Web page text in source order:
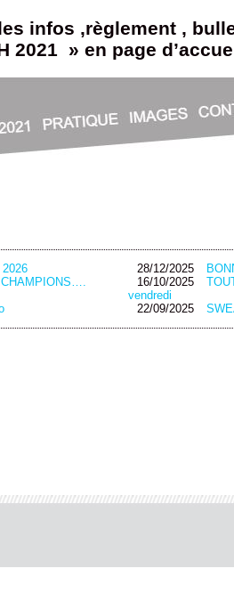
infos ,règlement ,
2021 » en page
28/12/2025
16/10/2025
vendredi
22/09/2025